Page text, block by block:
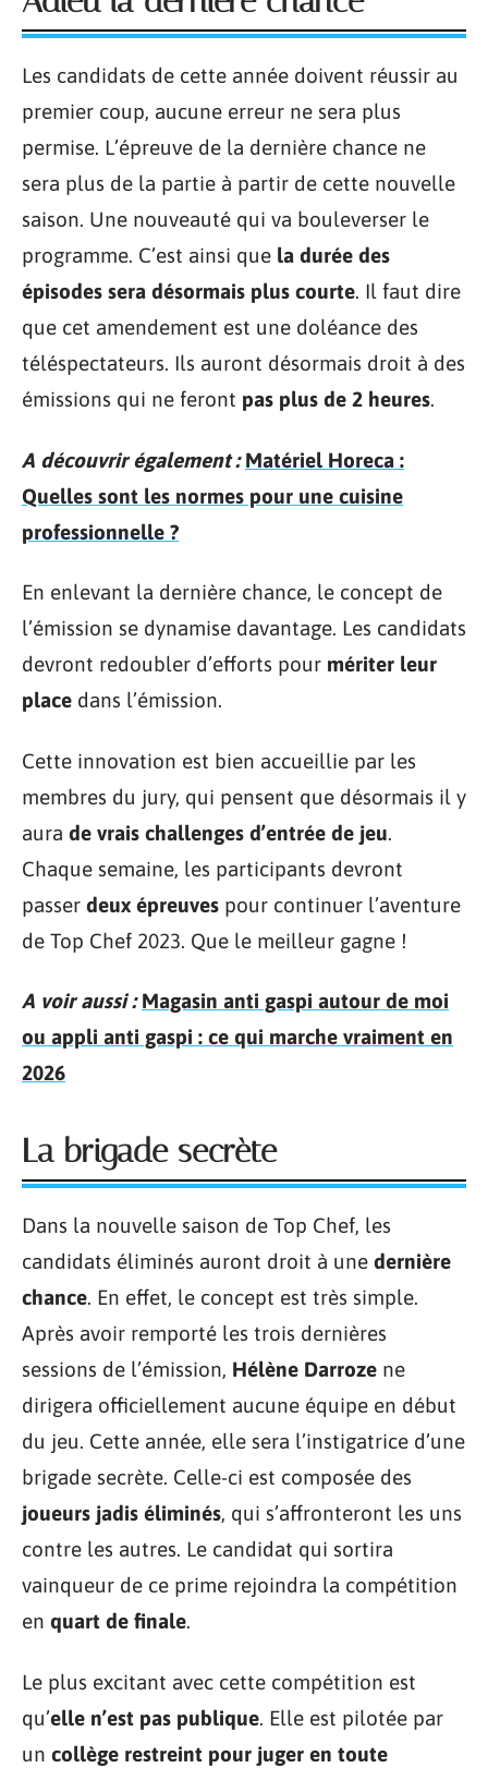
Les candidats de cette année doivent réussir au
premier coup, aucune erreur ne sera plus
permise. L’épreuve de la dernière chance ne
sera plus de la partie à partir de cette nouvelle
saison. Une nouveauté qui va bouleverser le
programme. C’est ainsi que la durée des
épisodes sera désormais plus courte. Il faut dire
que cet amendement est une doléance des
téléspectateurs. Ils auront désormais droit à des
émissions qui ne feront pas plus de 2 heures.
A découvrir également : Matériel Horeca :
Quelles sont les normes pour une cuisine
professionnelle ?
En enlevant la dernière chance, le concept de
l’émission se dynamise davantage. Les candidats
devront redoubler d’efforts pour mériter leur
place dans l’émission.
Cette innovation est bien accueillie par les
membres du jury, qui pensent que désormais il y
aura de vrais challenges d’entrée de jeu.
Chaque semaine, les participants devront
passer deux épreuves pour continuer l’aventure
de Top Chef 2023. Que le meilleur gagne !
A voir aussi : Magasin anti gaspi autour de moi
ou appli anti gaspi : ce qui marche vraiment en
2026
La brigade secrète
Dans la nouvelle saison de Top Chef, les
candidats éliminés auront droit à une dernière
chance. En effet, le concept est très simple.
Après avoir remporté les trois dernières
sessions de l’émission, Hélène Darroze ne
dirigera officiellement aucune équipe en début
du jeu. Cette année, elle sera l’instigatrice d’une
brigade secrète. Celle-ci est composée des
joueurs jadis éliminés, qui s’affronteront les uns
contre les autres. Le candidat qui sortira
vainqueur de ce prime rejoindra la compétition
en quart de finale.
Le plus excitant avec cette compétition est
qu’elle n’est pas publique. Elle est pilotée par
un collège restreint pour juger en toute